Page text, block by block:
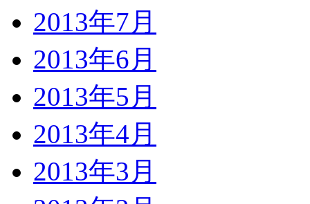
2013年7月
2013年6月
2013年5月
2013年4月
2013年3月